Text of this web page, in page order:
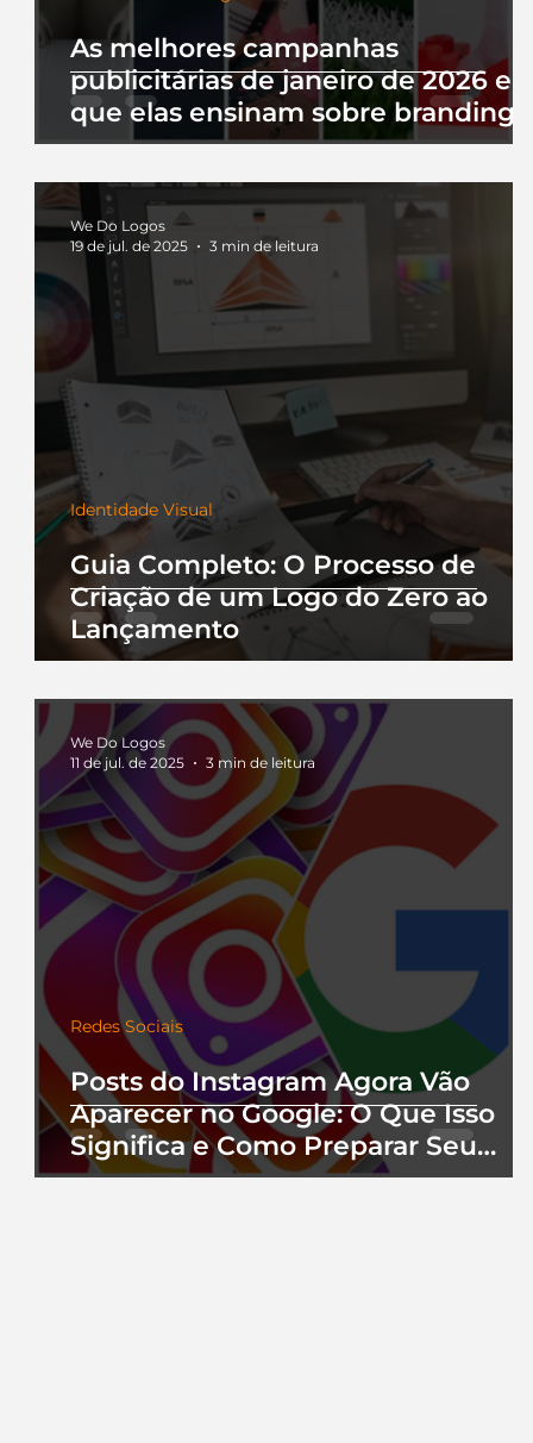
As melhores campanhas
publicitárias de janeiro de 2026 e
que elas ensinam sobre branding
Guia Completo: O Processo de
Criação de um Logo do Zero ao
Lançamento
Identidade Visual
We Do Logos
19 de jul. de 2025
3 min de leitura
Posts do Instagram Agora Vão
Aparecer no Google: O Que Isso
Significa e Como Preparar Seu
Perfil
Redes Sociais
We Do Logos
11 de jul. de 2025
3 min de leitura